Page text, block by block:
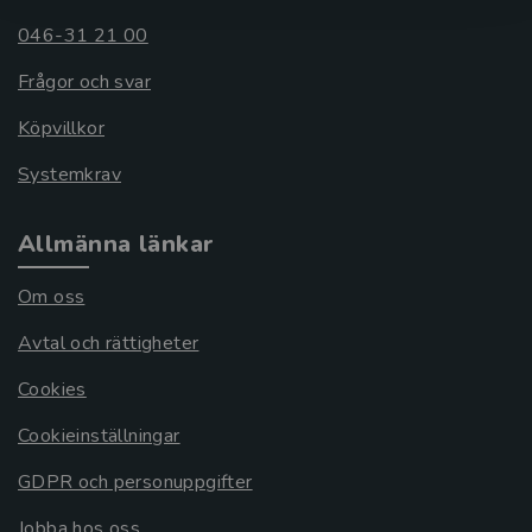
046-31 21 00
Frågor och svar
Köpvillkor
Systemkrav
Allmänna länkar
Om oss
Avtal och rättigheter
Cookies
Cookieinställningar
GDPR och personuppgifter